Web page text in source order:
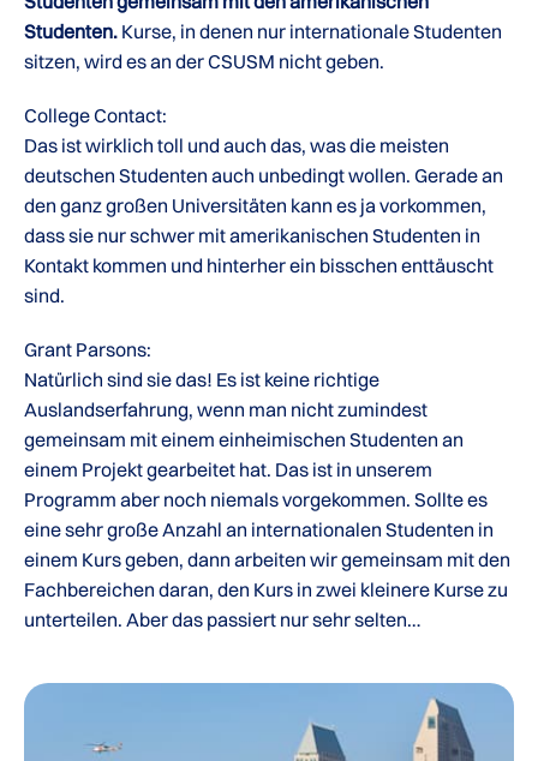
Studenten. Kurse, in denen nur internationale Studenten
sitzen, wird es an der CSUSM nicht geben.
College Contact:
Das ist wirklich toll und auch das, was die meisten
deutschen Studenten auch unbedingt wollen. Gerade an
den ganz großen Universitäten kann es ja vorkommen,
dass sie nur schwer mit amerikanischen Studenten in
Kontakt kommen und hinterher ein bisschen enttäuscht
sind.
Grant Parsons:
Natürlich sind sie das! Es ist keine richtige
Auslandserfahrung, wenn man nicht zumindest
gemeinsam mit einem einheimischen Studenten an
einem Projekt gearbeitet hat. Das ist in unserem
Programm aber noch niemals vorgekommen. Sollte es
eine sehr große Anzahl an internationalen Studenten in
einem Kurs geben, dann arbeiten wir gemeinsam mit den
Fachbereichen daran, den Kurs in zwei kleinere Kurse zu
unterteilen. Aber das passiert nur sehr selten…